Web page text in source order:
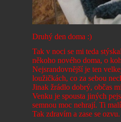
Druhý den doma :)
Tak v noci se mi teda stýskalo,
někoho nového doma, o koho se
Nejsrandovnější je ten velkej
loužičkách, co za sebou
Jinak žrádlo dobrý, občas mi
Venku je spousta jiných pejsků,
semnou moc nehrají. Ti malí
Tak zdravím a zase se ozvu.